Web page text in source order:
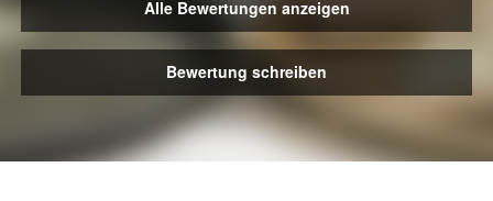
Alle Bewertungen anzeigen
Bewertung schreiben